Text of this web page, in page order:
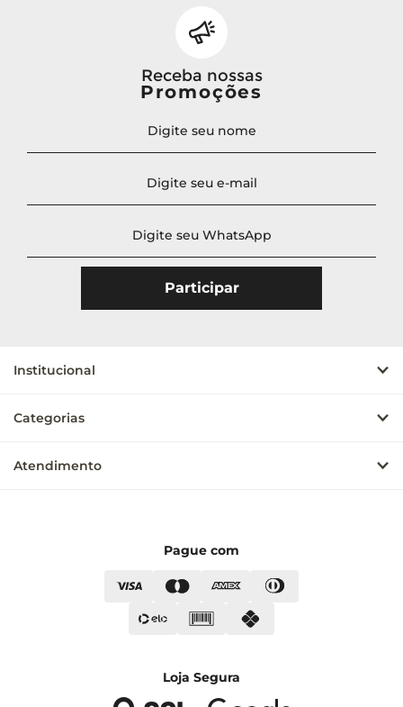
Receba nossas
Promoções
Institucional
Categorias
Atendimento
Pague com
Loja Segura